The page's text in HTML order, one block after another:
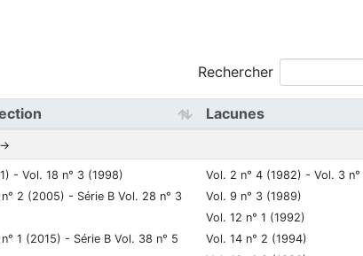
Rechercher
Lacunes
- Vol. 18 n° 3 (1998)
2 (2005) - Série B Vol. 28 n° 3
1 (2015) - Série B Vol. 38 n° 5
Vol. 2 n° 4 (1982) - Vol. 3
Vol. 9 n° 3 (1989)
Vol. 12 n° 1 (1992)
Vol. 14 n° 2 (1994)